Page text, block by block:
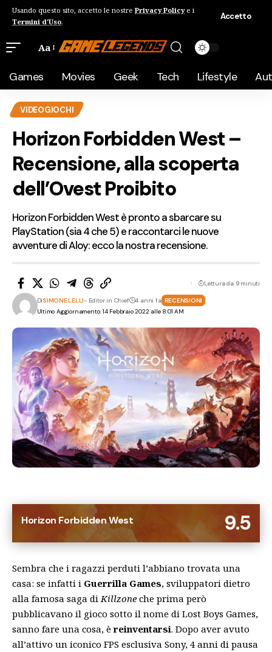
Usando questo sito, accetto le nostre Privacy Policye i
Termini d'Uso.
Accetto
Aa
Games Movies Geek Tech Lifestyle
VIDEOGIOCHI
Horizon Forbidden West –
Recensione, alla scoperta
dell’Ovest Proibito
Horizon Forbidden West è pronto a sbarcare su
PlayStation (sia 4 che 5) e raccontarci le nuove
avventure di Aloy: ecco la nostra recensione.
Ultimo Aggiornamento: 14 Febbraio 2022 alle 8:01 AM
DiSIMONE LELLI- Editor in Chief 4 anni fa RECENSIONI
Lettura da 9 minuti
9.5
Horizon Forbidden West
Sembra che i ragazzi perduti l’abbiano trovata una
casa: se infatti i Guerrilla Games, sviluppatori dietro
alla famosa saga di Killzone che prima però
pubblicavano il gioco sotto il nome di Lost Boys Games,
sanno fare una cosa, èreinventarsi. Dopo aver avuto
all’attivo un iconico FPS esclusiva Sony, 4 anni di pausa